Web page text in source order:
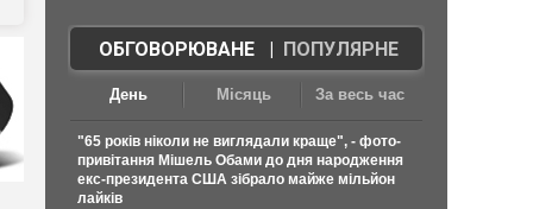
ОБГОВОРЮВАНЕ| ПОПУЛЯРНЕ
День Місяць За весь час
"65 років ніколи не виглядали краще", - фото-
привітання Мішель Обами до дня народження
екс-президента США зібрало майже мільйон
лайків